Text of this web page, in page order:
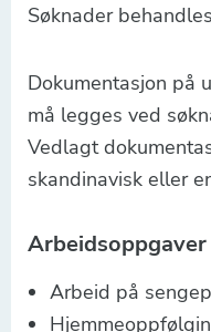
Søknader
Dokumentasjon på
må legges ved
Vedlagt
skandinavisk eller
Arbeidsoppgaver
Arbeid på